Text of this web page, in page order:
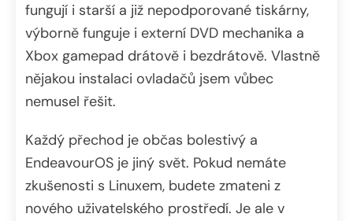
fungují i starší a již nepodporované tiskárny,
výborně funguje i externí DVD mechanika a
Xbox gamepad drátově i bezdrátově. Vlastně
nějakou instalaci ovladačů jsem vůbec
nemusel řešit.
Každý přechod je občas bolestivý a
EndeavourOS je jiný svět. Pokud nemáte
zkušenosti s Linuxem, budete zmateni z
nového uživatelského prostředí. Je ale v